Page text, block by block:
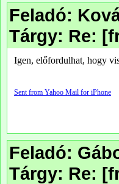
Feladó:
Tárgy: Re:
Feladó:
Tárgy: Re: